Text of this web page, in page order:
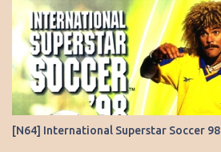
[N64] International Superstar Soccer 98